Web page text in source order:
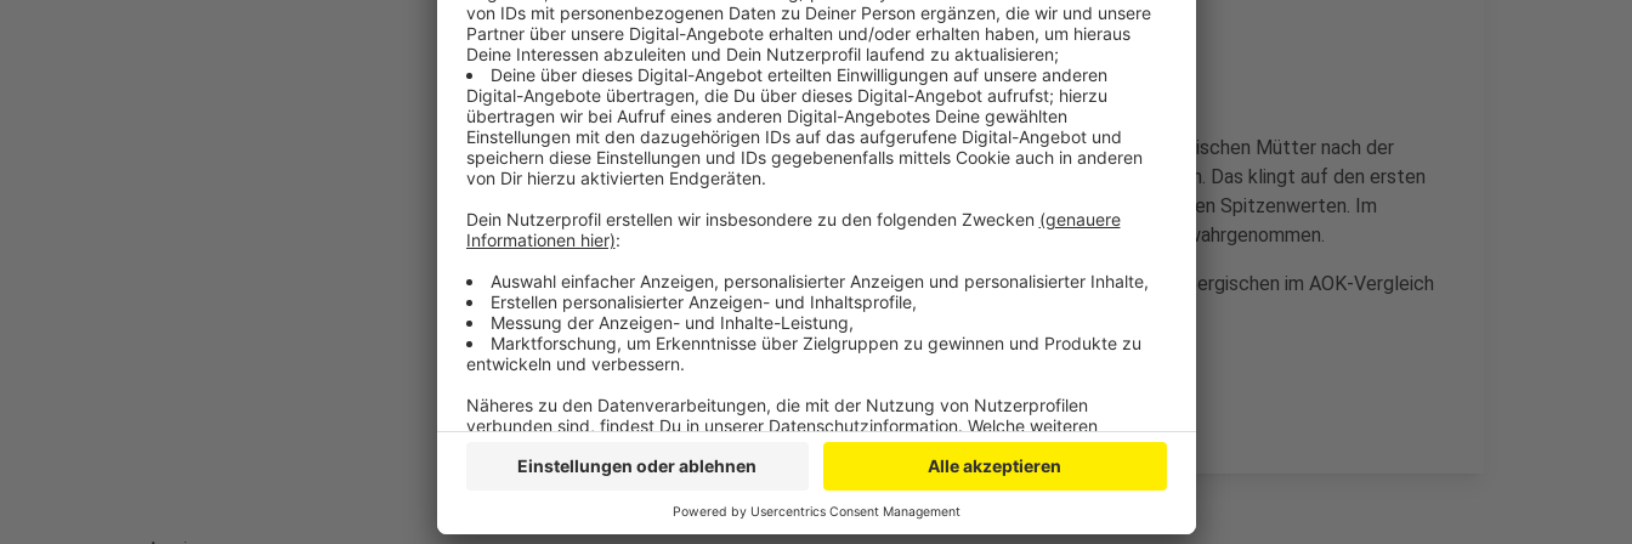
Anzeige
Aus dem Bericht geht auch hervor, dass sich zwei Drittel der Bergischen Mütter nach der
Geburt ihres Kindes von einer Hebamme zu Hause betreuen lassen. Das klingt auf den ersten
Blick selbstverständlich, gehört aber NRW-weit nach wie vor zu den Spitzenwerten. Im
Ruhrgebiet haben dieses Angebot nur gut ein Viertel der Mütter wahrgenommen.
Außerdem wird im Bericht deutlich, dass die Kinder im Rheinisch-Bergischen im AOK-Vergleich
mit die besten Zähne haben, ohne Karies oder Füllungen.
Anzeige